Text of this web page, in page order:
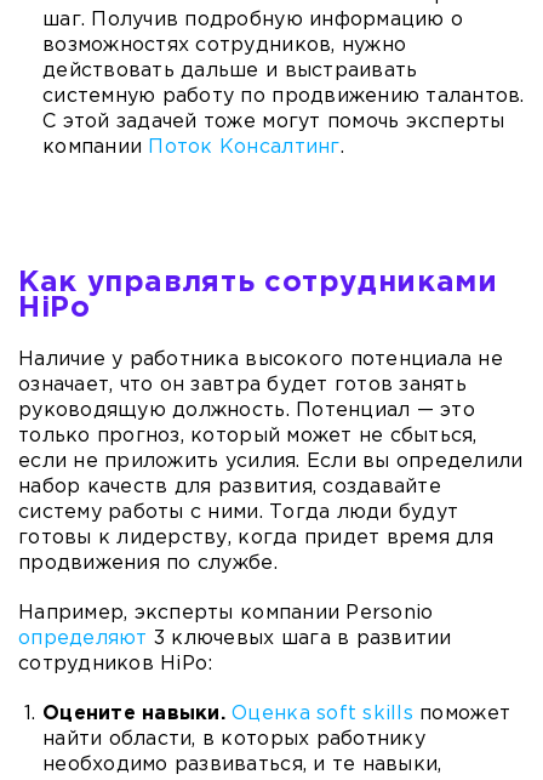
шаг. Получив подробную информацию о
возможностях сотрудников, нужно
действовать дальше и выстраивать
системную работу по продвижению талантов.
С этой задачей тоже могут помочь эксперты
компании
Поток Консалтинг.
Как управлять сотрудниками
HiPо
Наличие у работника высокого потенциала не
означает, что он завтра будет готов занять
руководящую должность. Потенциал — это
только прогноз, который может не сбыться,
если не приложить усилия. Если вы определили
набор качеств для развития, создавайте
систему работы с ними. Тогда люди будут
готовы к лидерству, когда придет время для
продвижения по службе.
Например, эксперты компании Personio
определяют 3 ключевых шага в развитии
сотрудников HiPo:
Оцените навыки.Оценка soft skills поможет
найти области, в которых работнику
необходимо развиваться, и те навыки,